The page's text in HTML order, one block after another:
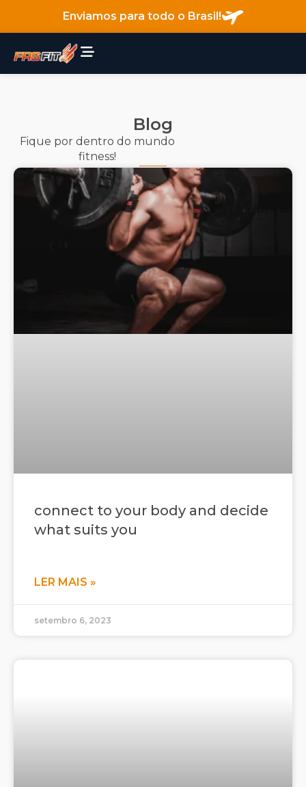
Enviamos para todo o Brasil!
Blog
Fique por dentro do mundo
fitness!
connect to your body and decide
what suits you
LER MAIS »
setembro 6, 2023